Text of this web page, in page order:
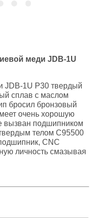
меди JDB-1U
JDB-1U P30 твердый
сплав с маслом
бросил бронзовый
очень хорошую
вызван подшипником
телом C95500
CNC
личность смазывая